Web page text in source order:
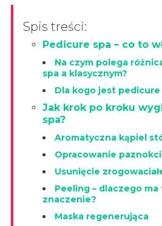
Spis treści:
Pedicure spa – co to
Na czym polega
spa a klasycznym?
Dla kogo jest pedicure
Jak krok po kroku
spa?
Aromatyczna kąpiel
Opracowanie
Usunięcie
Peeling – dlaczego ma
znaczenie?
Maska regenerująca